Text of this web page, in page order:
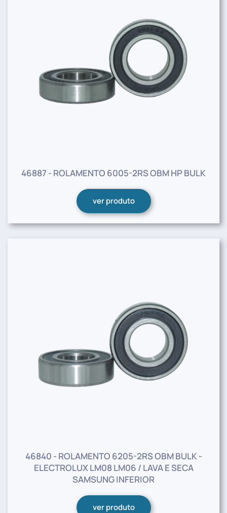
46887 - ROLAMENTO 6005-2RS OBM HP BULK
ver produto
46840 - ROLAMENTO 6205-2RS OBM BULK -
ELECTROLUX LM08 LM06 / LAVA E SECA
SAMSUNG INFERIOR
ver produto